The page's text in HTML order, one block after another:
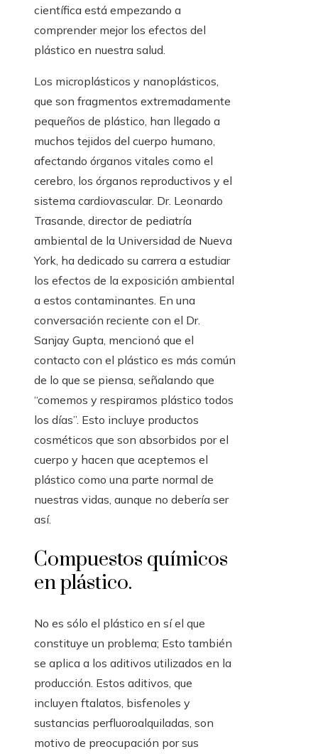
científica está empezando a
comprender mejor los efectos del
plástico en nuestra salud.
Los microplásticos y nanoplásticos,
que son fragmentos extremadamente
pequeños de plástico, han llegado a
muchos tejidos del cuerpo humano,
afectando órganos vitales como el
cerebro, los órganos reproductivos y el
sistema cardiovascular. Dr. Leonardo
Trasande, director de pediatría
ambiental de la Universidad de Nueva
York, ha dedicado su carrera a estudiar
los efectos de la exposición ambiental
a estos contaminantes. En una
conversación reciente con el Dr.
Sanjay Gupta, mencionó que el
contacto con el plástico es más común
de lo que se piensa, señalando que
“comemos y respiramos plástico todos
los días”. Esto incluye productos
cosméticos que son absorbidos por el
cuerpo y hacen que aceptemos el
plástico como una parte normal de
nuestras vidas, aunque no debería ser
así.
Compuestos químicos
en plástico.
No es sólo el plástico en sí el que
constituye un problema; Esto también
se aplica a los aditivos utilizados en la
producción. Estos aditivos, que
incluyen ftalatos, bisfenoles y
sustancias perfluoroalquiladas, son
motivo de preocupación por sus